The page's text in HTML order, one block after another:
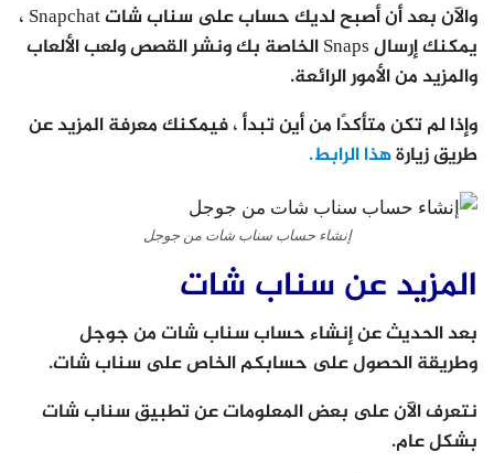
والآن بعد أن أصبح لديك حساب على سناب شات Snapchat ،
يمكنك إرسال Snaps الخاصة بك ونشر القصص ولعب الألعاب
والمزيد من الأمور الرائعة.
وإذا لم تكن متأكدًا من أين تبدأ ، فيمكنك معرفة المزيد عن
طريق زيارةهذا الرابط.
إنشاء حساب سناب شات من جوجل
المزيد عن سناب شات
بعد الحديث عن إنشاء حساب سناب شات من جوجل
وطريقة الحصول على حسابكم الخاص على سناب شات.
نتعرف الآن على بعض المعلومات عن تطبيق سناب شات
بشكل عام.